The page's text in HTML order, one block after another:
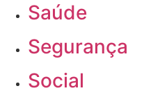
Saúde
Segurança
Social